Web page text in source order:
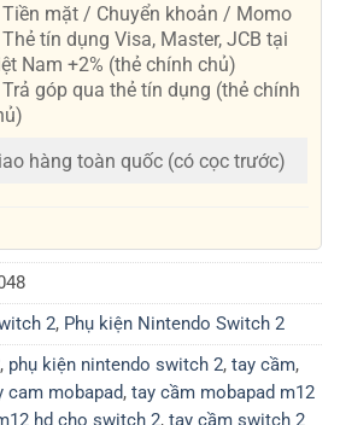
mặt / Chuyển khoản / Momo
tín dụng Visa, Master, JCB tại
Nam +2% (thẻ chính chủ)
góp qua thẻ tín dụng (thẻ chính
hàng toàn quốc (có cọc trước)
2, Phụ kiện Nintendo Switch 2
, phụ kiện nintendo switch 2, tay cầm,
cam mobapad, tay cầm mobapad m12
hd cho switch 2, tay cầm switch 2